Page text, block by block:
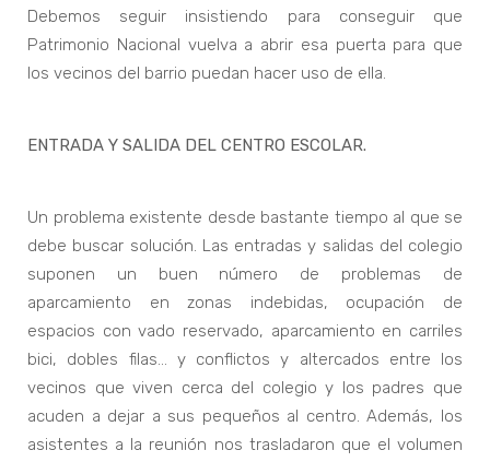
Debemos seguir insistiendo para conseguir que
Patrimonio Nacional vuelva a abrir esa puerta para que
los vecinos del barrio puedan hacer uso de ella.
ENTRADA Y SALIDA DEL CENTRO ESCOLAR.
Un problema existente desde bastante tiempo al que se
debe buscar solución. Las entradas y salidas del colegio
suponen un buen número de problemas de
aparcamiento en zonas indebidas, ocupación de
espacios con vado reservado, aparcamiento en carriles
bici, dobles filas… y conflictos y altercados entre los
vecinos que viven cerca del colegio y los padres que
acuden a dejar a sus pequeños al centro. Además, los
asistentes a la reunión nos trasladaron que el volumen